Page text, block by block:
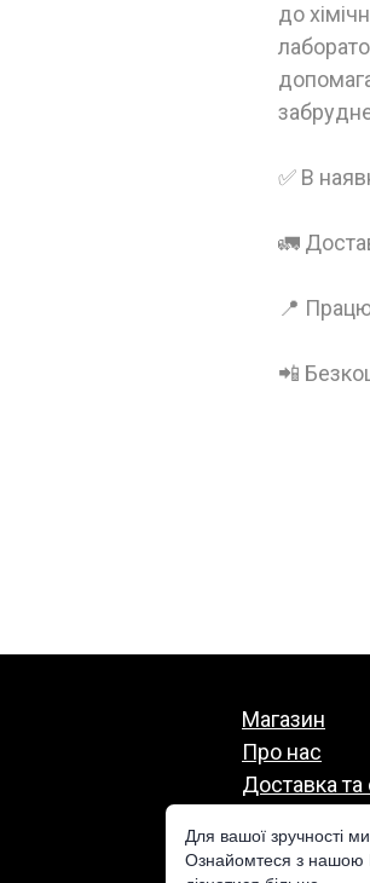
до
✅ В
🚛
📍
📲
Магазин
Про нас
Доставка та
Для вашої зручності
Ознайомтеся з нашою